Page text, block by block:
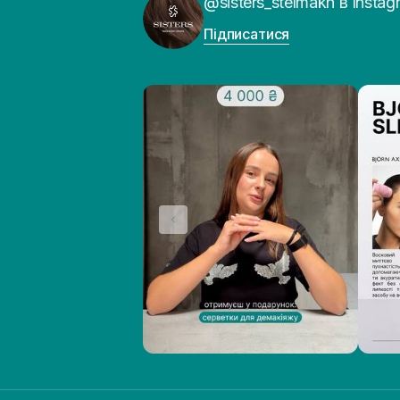
Підписатися